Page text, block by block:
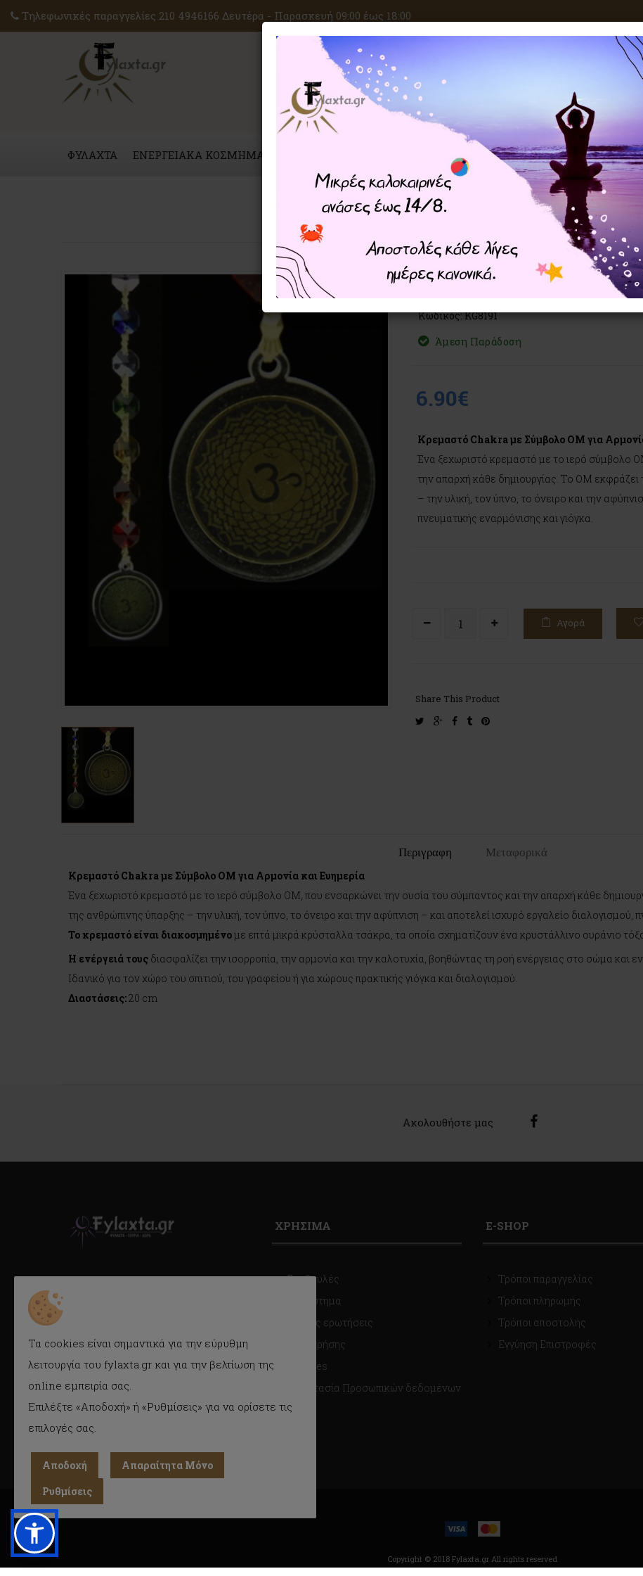
Τηλεφωνικές παραγγελίες 210 4946166 Δευτέρα - Παρασκευή 09:00 έως 18:00
ΦΥΛΑΧΤΑ ΕΝΕΡΓΕΙΑΚΑ ΚΟΣΜΗΜΑΤΑ ΚΡΥΣΤΑΛΛΟΘΕΡΑΠΕΙΑ ΜΑΓΙΚΑ
Home Κρεμαστά Γούρια
Κρεμαστό Chakra με Σύμβολο
Κωδικός: KG8191
Άμεση Παράδοση
6.90€
Κρεμαστό Chakra με Σύμβολο OM για
Ένα ξεχωριστό κρεμαστό με το ιερό σύμβολο
την απαρχή κάθε δημιουργίας. Το OM
– την υλική, τον ύπνο, το όνειρο και την
πνευματικής εναρμόνισης και γιόγκα.
Αγορά
Share This Product
twittergoogle-facebook
tumblrpinterest
Περιγραφη
Μεταφορικά
Κρεμαστό Chakra με Σύμβολο OM για Αρμονία και Ευημερία
Ένα ξεχωριστό κρεμαστό με το ιερό σύμβολο OM, που ενσαρκώνει την ουσία του σύμπαντος και την απαρχή κάθε
της ανθρώπινης ύπαρξης – την υλική, τον ύπνο, το όνειρο και την αφύπνιση – και αποτελεί ισχυρό εργαλείο διαλογισμού,
Το κρεμαστό είναι διακοσμημένομε επτά μικρά κρύσταλλα τσάκρα, τα οποία σχηματίζουν ένα κρυστάλλινο ουράνιο
Η ενέργειά τους διασφαλίζει την ισορροπία, την αρμονία και την καλοτυχία, βοηθώντας τη ροή ενέργειας στο σώμα και
Ιδανικό για τον χώρο του σπιτιού, του γραφείου ή για χώρους πρακτικής γιόγκα και διαλογισμού.
Διαστάσεις:20 cm
Ακολουθήστε μας
E-mail: info@fylaxta.gr
Τηλ./Fax: 2104941483
Κρέμου 116, Καλλιθέα, Αθήνα
ΓΕΜΗ : 056925409000
ΧΡΗΣΙΜΑ
Συμβουλές
Κατάστημα
Συχνές ερωτήσεις
Όροι χρήσης
Cookies
Προστασία Προσωπικών δεδομένων
(GDPR)
E-SHOP
Τρόποι παραγγελίας
Τρόποι πληρωμής
Τρόποι αποστολής
Εγγύηση Επιστροφές
Copyright © 2018 Fylaxta.gr All rights reserved
Τα cookies είναι σημαντικά για την εύρυθμη
λειτουργία του fylaxta.gr και για την βελτίωση της
online εμπειρία σας.
Επιλέξτε «Αποδοχή» ή «Ρυθμίσεις» για να ορίσετε τις
επιλογές σας.
Αποδοχή
Απαραίτητα Μόνο
Ρυθμίσεις